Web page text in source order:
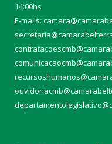
14:00hs
E-mails: